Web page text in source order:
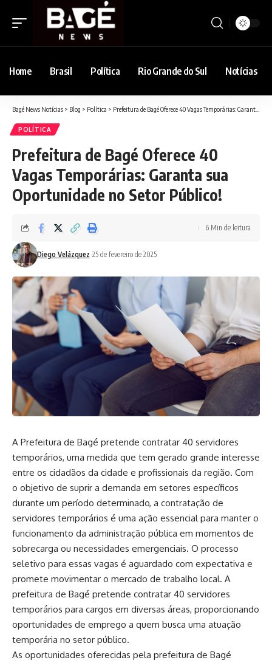
Home Brasil Política Rio Grande do Sul Notícias
Bagé News Notícias > Blog > Política > Prefeitura de Bagé Oferece 40 Vagas Temporárias: Garanta sua Oportunidade no Setor Público!
POLÍTICA
Prefeitura de Bagé Oferece 40
Vagas Temporárias: Garanta sua
Oportunidade no Setor Público!
Diego Velázquez 25 de fevereiro de 2025
6 Min de leitura
A Prefeitura de Bagé pretende contratar 40 servidores
temporários, uma medida que tem gerado grande interesse
entre os cidadãos da cidade e profissionais da região. Com
o objetivo de suprir a demanda em setores específicos
durante um período determinado, a contratação de
servidores temporários é uma ação essencial para manter o
funcionamento da administração pública em momentos de
sobrecarga ou necessidades emergenciais. O processo
seletivo para essas vagas é aguardado com expectativa e
promete movimentar o mercado de trabalho local. A
prefeitura de Bagé pretende contratar 40 servidores
temporários para cargos em diversas áreas, proporcionando
oportunidades de emprego a quem busca uma atuação
temporária no setor público.
As oportunidades oferecidas pela prefeitura de Bagé